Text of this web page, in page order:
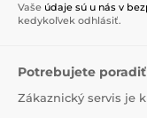
Vaše údaje sú u nás v
kedykoľvek odhlásiť.
Potrebujete poradiť
Zákaznický servis je